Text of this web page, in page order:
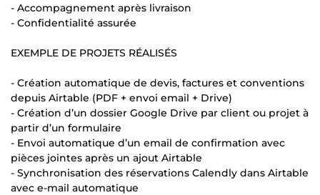
- Accompagnement après livraison
- Confidentialité assurée
EXEMPLE DE PROJETS RÉALISÉS
- Création automatique de devis, factures et conventions
depuis Airtable (PDF + envoi email + Drive)
- Création d’un dossier Google Drive par client ou projet à
partir d’un formulaire
- Envoi automatique d’un email de confirmation avec
pièces jointes après un ajout Airtable
- Synchronisation des réservations Calendly dans Airtable
avec e-mail automatique